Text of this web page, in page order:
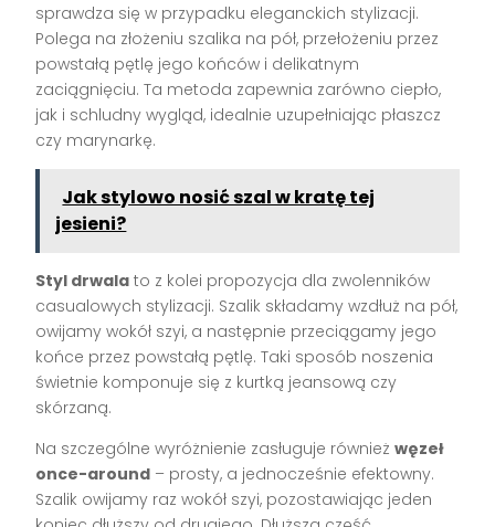
sprawdza się w przypadku eleganckich stylizacji.
Polega na złożeniu szalika na pół, przełożeniu przez
powstałą pętlę jego końców i delikatnym
zaciągnięciu. Ta metoda zapewnia zarówno ciepło,
jak i schludny wygląd, idealnie uzupełniając płaszcz
czy marynarkę.
Jak stylowo nosić szal w kratę tej
jesieni?
Styl drwala to z kolei propozycja dla zwolenników
casualowych stylizacji. Szalik składamy wzdłuż na pół,
owijamy wokół szyi, a następnie przeciągamy jego
końce przez powstałą pętlę. Taki sposób noszenia
świetnie komponuje się z kurtką jeansową czy
skórzaną.
Na szczególne wyróżnienie zasługuje równieżwęzeł
once-around – prosty, a jednocześnie efektowny.
Szalik owijamy raz wokół szyi, pozostawiając jeden